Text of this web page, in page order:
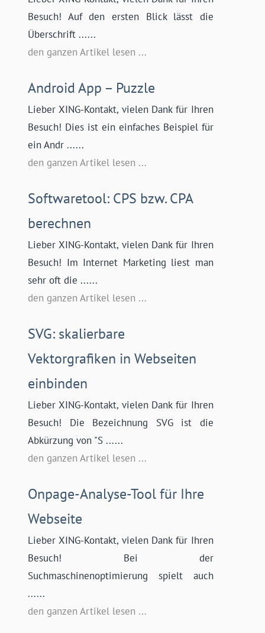
Besuch! Auf den ersten Blick lässt die
Überschrift ......
den ganzen Artikel lesen ...
Android App – Puzzle
Lieber XING-Kontakt, vielen Dank für Ihren
Besuch! Dies ist ein einfaches Beispiel für
ein Andr ......
den ganzen Artikel lesen ...
Softwaretool: CPS bzw. CPA
berechnen
Lieber XING-Kontakt, vielen Dank für Ihren
Besuch! Im Internet Marketing liest man
sehr oft die ......
den ganzen Artikel lesen ...
SVG: skalierbare
Vektorgrafiken in Webseiten
einbinden
Lieber XING-Kontakt, vielen Dank für Ihren
Besuch! Die Bezeichnung SVG ist die
Abkürzung von "S ......
den ganzen Artikel lesen ...
Onpage-Analyse-Tool für Ihre
Webseite
Lieber XING-Kontakt, vielen Dank für Ihren
Besuch! Bei der
Suchmaschinenoptimierung spielt auch
......
den ganzen Artikel lesen ...